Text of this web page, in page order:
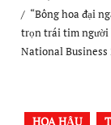
“Bông hoa đại
trọn trái tim người
National Business
HOA HẬU